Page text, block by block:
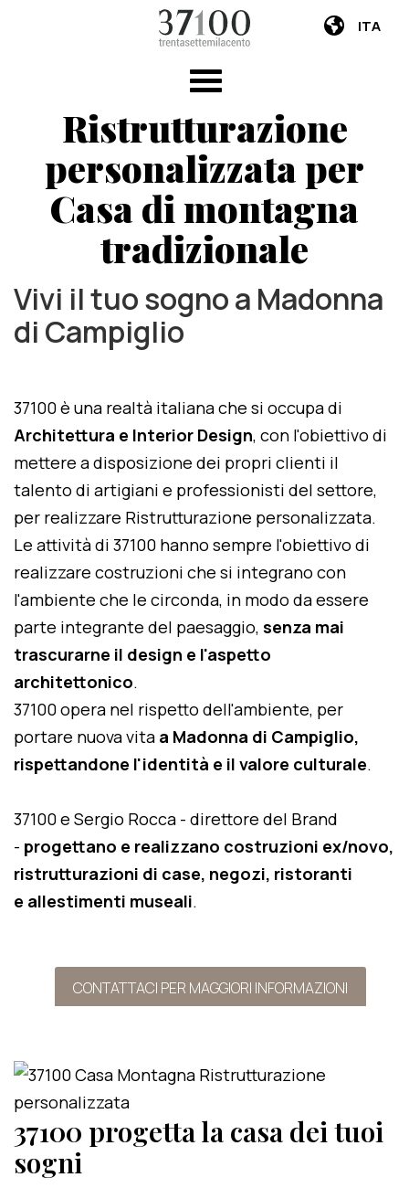
ITA
Ristrutturazione
personalizzata per
Casa di montagna
tradizionale
Vivi il tuo sogno a Madonna
di Campiglio
37100 è una realtà italiana che si occupa di
Architettura e Interior Design, con l'obiettivo di
mettere a disposizione dei propri clienti il
talento di artigiani e professionisti del settore,
per realizzare Ristrutturazione personalizzata.
Le attività di 37100 hanno sempre l'obiettivo di
realizzare costruzioni che si integrano con
l'ambiente che le circonda, in modo da essere
parte integrante del paesaggio, senza mai
trascurarne il design e l'aspetto
architettonico.
37100 opera nel rispetto dell'ambiente, per
portare nuova vita a Madonna di Campiglio,
rispettandone l'identità e il valore culturale.
37100 e Sergio Rocca - direttore del Brand
- progettano e realizzano costruzioni ex/novo,
ristrutturazioni di case, negozi, ristoranti
e allestimenti museali.
CONTATTACI PER MAGGIORI INFORMAZIONI
37100 progetta la casa dei tuoi
sogni